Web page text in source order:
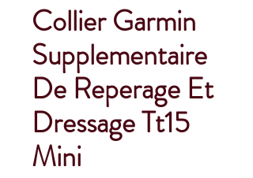
Collier Garmin
Supplementaire
De Reperage Et
Dressage Tt15
Mini